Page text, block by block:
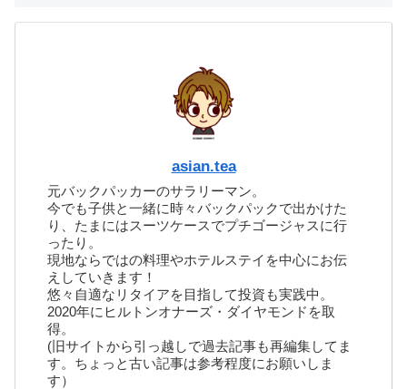
asian.tea
元バックパッカーのサラリーマン。
今でも子供と一緒に時々バックパックで出かけた
り、たまにはスーツケースでプチゴージャスに行
ったり。
現地ならではの料理やホテルステイを中心にお伝
えしていきます！
悠々自適なリタイアを目指して投資も実践中。
2020年にヒルトンオナーズ・ダイヤモンドを取
得。
(旧サイトから引っ越しで過去記事も再編集してま
す。ちょっと古い記事は参考程度にお願いしま
す）